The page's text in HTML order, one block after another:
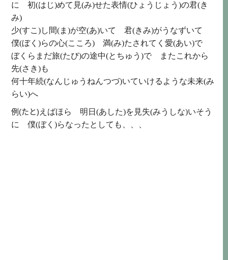
に初(はじ)めて 見(み)せた表情(ひょうじょう)の君(き
み)
少(すこ)し 間(ま)が空(あ)いて君(きみ)がうなずいて
僕(ぼく)らの心(こころ) 満(み)たされてく愛(あい)で
ぼくらまだ旅(たび)の途中(とちゅう)で またこれから
先(さき)も
何十年続(なんじゅうねんつづ)いていけるような未来(み
らい)へ
例(たと) えばほら 明日(あした)を 見失(みうしな)いそう
に僕(ぼく)らなったとしても、、、